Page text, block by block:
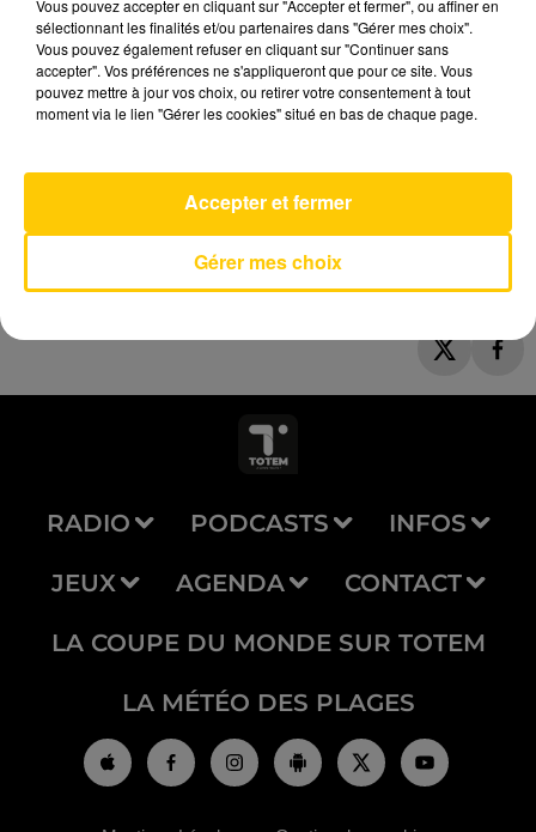
IMANY
AVEYRON NORD
RADIO PODCASTS INFOS
JEUX AGENDA CONTACT
LA COUPE DU MONDE SUR TOTEM
LA MÉTÉO DES PLAGES
Vous pouvez accepter en cliquant sur "Accepter et fermer", ou affiner en
sélectionnant les finalités et/ou partenaires dans "Gérer mes choix".
Vous pouvez également refuser en cliquant sur "Continuer sans
accepter". Vos préférences ne s'appliqueront que pour ce site. Vous
pouvez mettre à jour vos choix, ou retirer votre consentement à tout
moment via le lien "Gérer les cookies" situé en bas de chaque page.
Gérer mes choix
Accepter et fermer